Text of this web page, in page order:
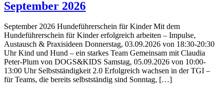
September 2026
September 2026 Hundeführerschein für Kinder Mit dem
Hundeführerschein für Kinder erfolgreich arbeiten – Impulse,
Austausch & Praxisideen Donnerstag, 03.09.2026 von 18:30-20:30
Uhr Kind und Hund – ein starkes Team Gemeinsam mit Claudia
Peter-Plum von DOGS&KIDS Samstag, 05.09.2026 von 10:00-
13:00 Uhr Selbstständigkeit 2.0 Erfolgreich wachsen in der TGI –
für Teams, die bereits selbstständig sind Sonntag, […]